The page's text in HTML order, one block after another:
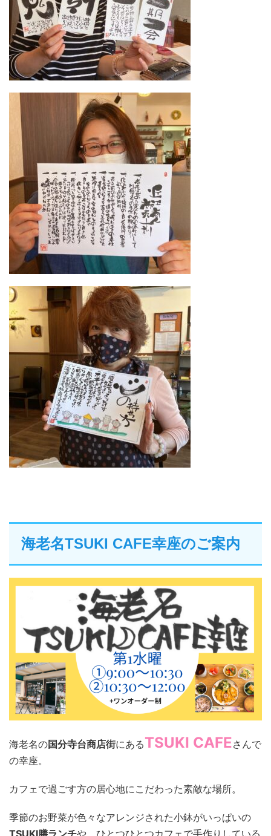
海老名TSUKI CAFE幸座のご案内
海老名の国分寺台商店街にあるTSUKI CAFEさんで
の幸座。
カフェで過ごす方の居心地にこだわった素敵な場所。
季節のお野菜が色々なアレンジされた小鉢がいっぱいの
TSUKI膳ランチや、ひとつひとつカフェで手作りしている